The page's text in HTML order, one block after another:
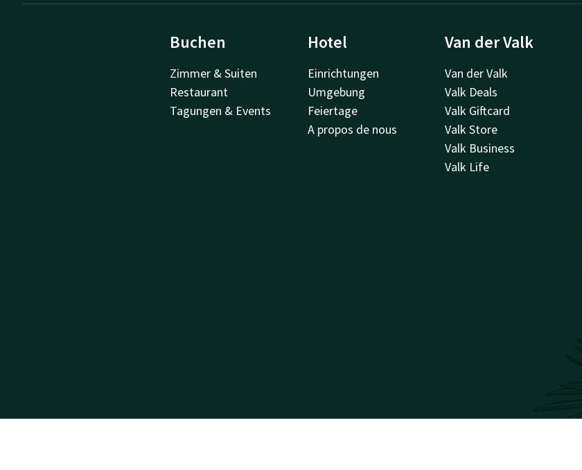
Buchen
Zimmer & Suiten
Restaurant
Tagungen & Events
Hotel
Einrichtungen
Umgebung
Feiertage
A propos de nous
Van der Valk
Van der Valk
Valk Deals
Valk Giftcard
Valk Store
Valk Business
Valk Life